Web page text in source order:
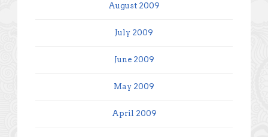
August 2009
July 2009
June 2009
May 2009
April 2009